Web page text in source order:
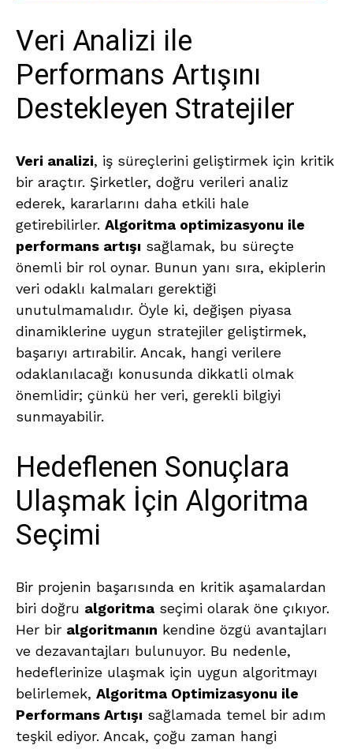
Veri Analizi ile
Performans Artışını
Destekleyen Stratejiler
Veri analizi, iş süreçlerini geliştirmek için kritik
bir araçtır. Şirketler, doğru verileri analiz
ederek, kararlarını daha etkili hale
getirebilirler. Algoritma optimizasyonu ile
performans artışı sağlamak, bu süreçte
önemli bir rol oynar. Bunun yanı sıra, ekiplerin
veri odaklı kalmaları gerektiği
unutulmamalıdır. Öyle ki, değişen piyasa
dinamiklerine uygun stratejiler geliştirmek,
başarıyı artırabilir. Ancak, hangi verilere
odaklanılacağı konusunda dikkatli olmak
önemlidir; çünkü her veri, gerekli bilgiyi
sunmayabilir.
Hedeflenen Sonuçlara
Ulaşmak İçin Algoritma
Seçimi
Bir projenin başarısında en kritik aşamalardan
biri doğru algoritma seçimi olarak öne çıkıyor.
Her bir algoritmanın kendine özgü avantajları
ve dezavantajları bulunuyor. Bu nedenle,
hedeflerinize ulaşmak için uygun algoritmayı
belirlemek, Algoritma Optimizasyonu ile
Performans Artışı sağlamada temel bir adım
teşkil ediyor. Ancak, çoğu zaman hangi